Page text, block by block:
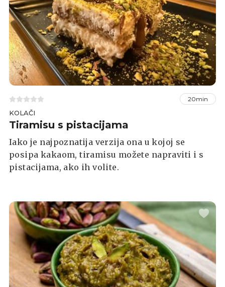
20min
KOLAČI
Tiramisu s pistacijama
Iako je najpoznatija verzija ona u kojoj se
posipa kakaom, tiramisu možete napraviti i s
pistacijama, ako ih volite.